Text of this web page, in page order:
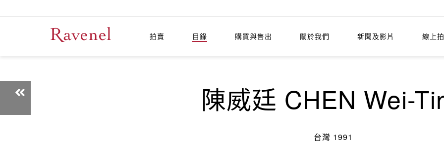
拍賣 目錄 購買與售出 關於我們 新聞及影片 線上
陳威廷 CHEN Wei-
台灣 1991